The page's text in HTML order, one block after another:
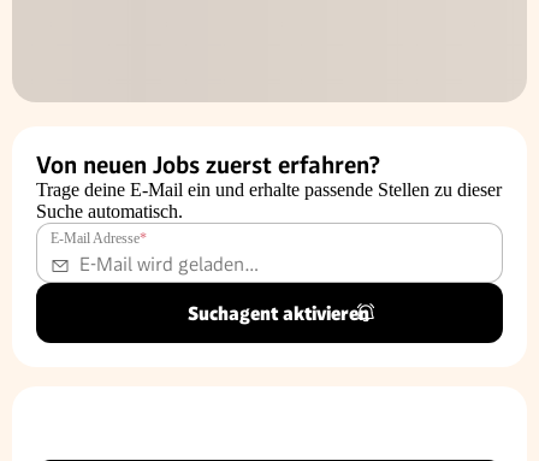
Von neuen Jobs zuerst erfahren?
Trage deine E-Mail ein und erhalte passende Stellen zu dieser
Suche automatisch.
E-Mail Adresse*
Suchagent aktivieren